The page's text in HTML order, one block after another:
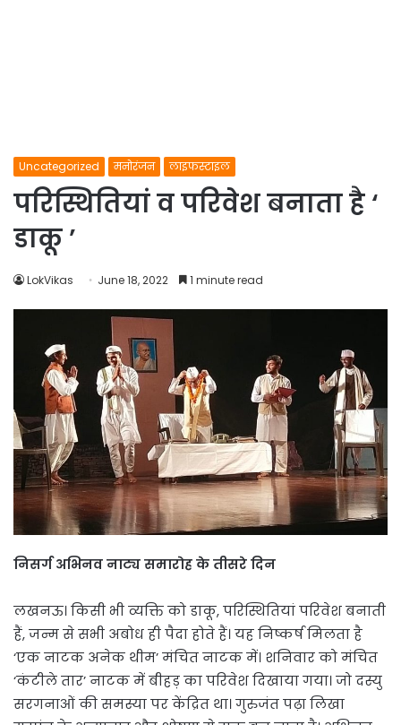
Uncategorized मनोरंजन लाइफस्टाइल
परिस्थितियां व परिवेश बनाता है ‘
डाकू ’
LokVikas June 18, 2022 1 minute read
निसर्ग अभिनव नाट्य समारोह के तीसरे दिन
लखनऊ। किसी भी व्यक्ति को डाकू, परिस्थितियां परिवेश बनाती
हैं, जन्म से सभी अबोध ही पैदा होते हैं। यह निष्कर्ष मिलता है
‘एक नाटक अनेक थीम’ मंचित नाटक में। शनिवार को मंचित
‘कंटीले तार’ नाटक में बीहड़ का परिवेश दिखाया गया। जो दस्यु
सरगनाओं की समस्या पर केंद्रित था। गुरुजंत पढ़ा लिखा